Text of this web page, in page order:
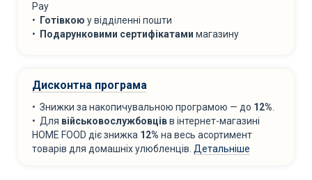
Pay
•
Готівкою у відділенні пошти
•
Подарунковими сертифікатами магазину
Дисконтна програма
• Знижки за накопичувальною програмою — до 12%
• Для військовослужбовцівв інтернет-магазині
HOME FOOD діє знижка 12% на весь асортимент
товарів для домашніх улюбленців. Детальніше